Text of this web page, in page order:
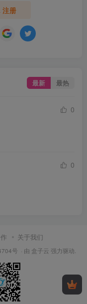
注册
最新 最热
0
0
关于我们
号 · 由 盒子云 强力驱动.